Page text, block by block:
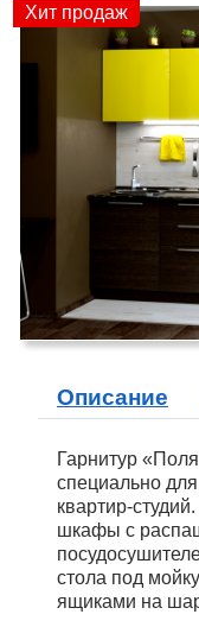
Хит продаж
Описание
Гарнитур
специально
квартир-
шкафы с
стола под
ящиками на